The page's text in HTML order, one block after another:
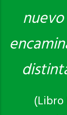
(Libro